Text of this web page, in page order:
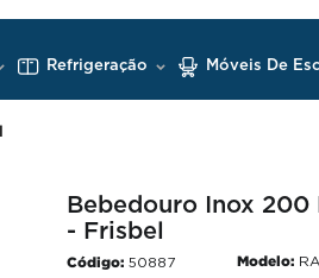
Refrigeração Móveis De
Bebedouro Inox 200
- Frisbel
50887 Modelo: